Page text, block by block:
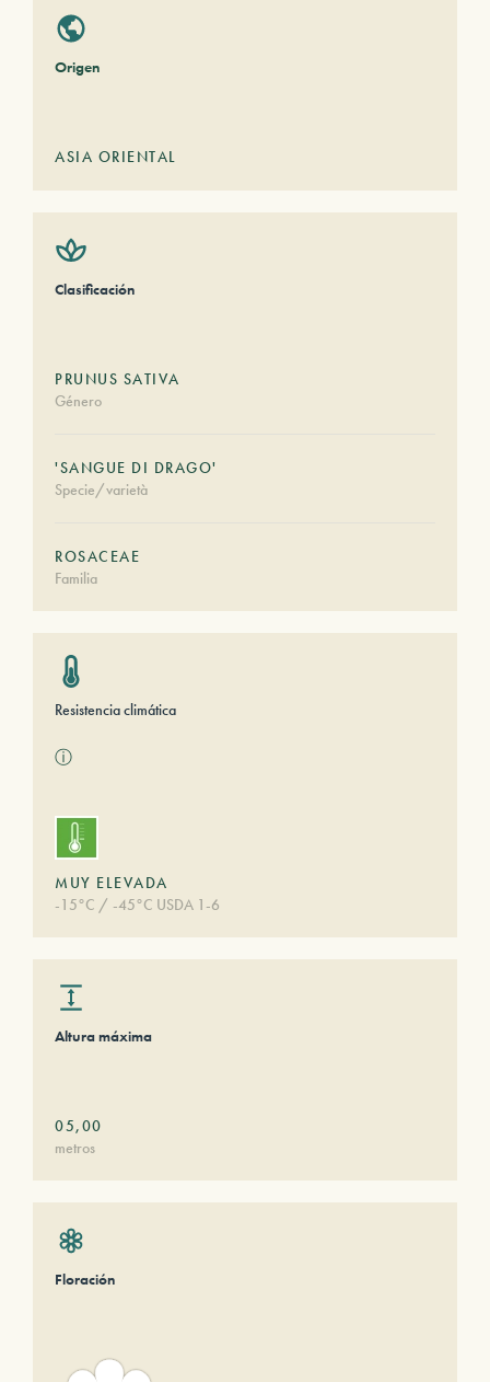
Origen
ASIA ORIENTAL
Clasificación
PRUNUS SATIVA
Género
'SANGUE DI DRAGO'
Specie/varietà
ROSACEAE
Familia
Resistencia climática
ⓘ
MUY ELEVADA
-15°C / -45°C USDA 1-6
Altura máxima
05,00
metros
Floración